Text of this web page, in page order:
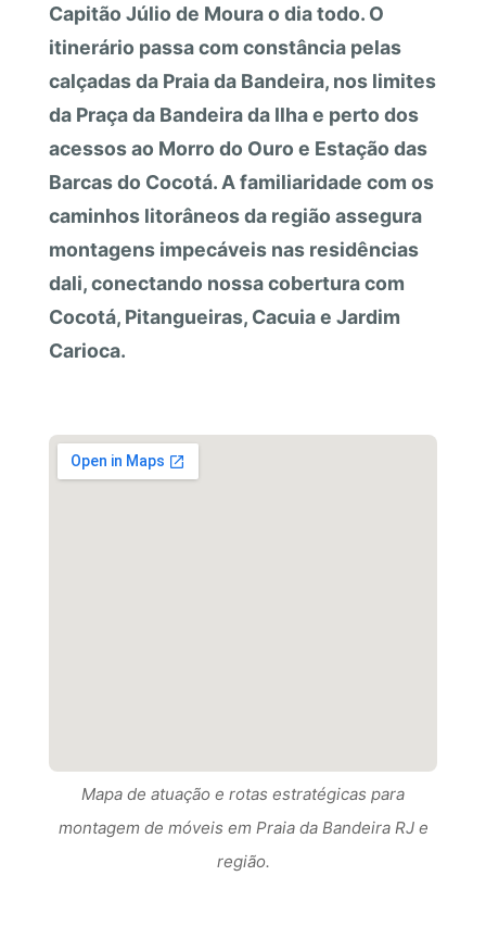
Capitão Júlio de Moura o dia todo. O
itinerário passa com constância pelas
calçadas da Praia da Bandeira, nos limites
da Praça da Bandeira da Ilha e perto dos
acessos ao Morro do Ouro e Estação das
Barcas do Cocotá. A familiaridade com os
caminhos litorâneos da região assegura
montagens impecáveis nas residências
dali, conectando nossa cobertura com
Cocotá, Pitangueiras, Cacuia e Jardim
Carioca.
Mapa de atuação e rotas estratégicas para
montagem de móveis em Praia da Bandeira RJ e
Mapa de atuação e rotas estratégicas para
Mapa de atuação e rotas estratégicas para
montagem de móveis em Praia da Bandeira RJ e
região.